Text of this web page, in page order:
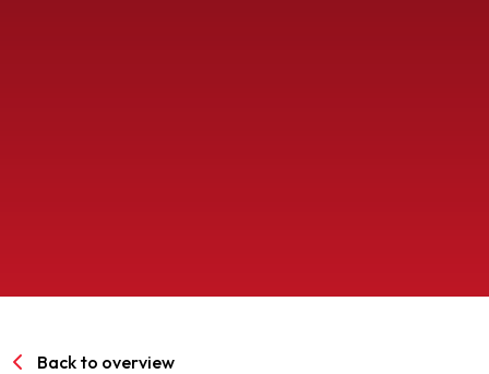
Back to overview